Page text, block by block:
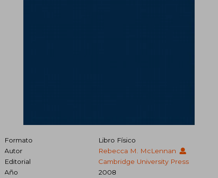
Formato
Libro Físico
Autor
Rebecca M. McLennan
Editorial
Cambridge University Press
Año
2008